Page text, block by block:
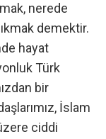
nerede
demektir.
hayat
Türk
bir
İslam
ciddi